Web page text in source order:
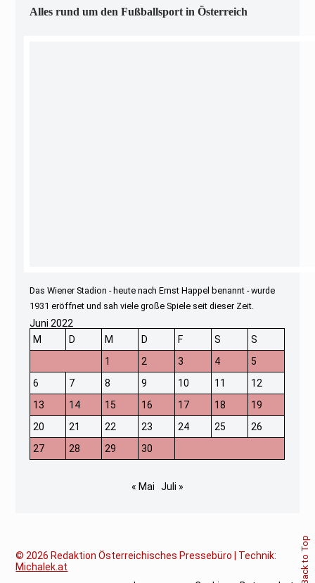
Alles rund um den Fußballsport in Österreich
Das Wiener Stadion - heute nach Ernst Happel benannt - wurde
1931 eröffnet und sah viele große Spiele seit dieser Zeit.
Juni 2022
M
D M D F S
S
1
2 3 4
5
6
7 8 9 10 11
12
13
14 15 16 17 18
19
20
21 22 23 24 25
26
27
28 29 30
« Mai Juli »
© 2026 Redaktion Österreichisches Pressebüro | Technik:
Michalek.at
Back to Top